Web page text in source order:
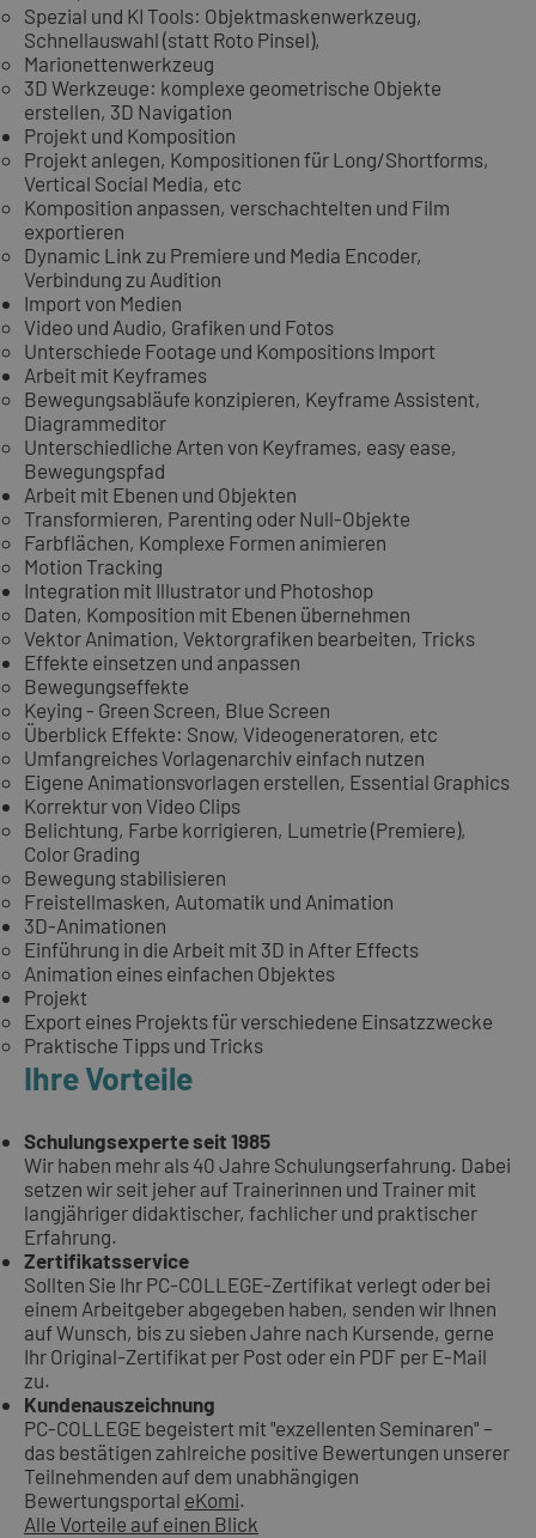
Spezial und KI Tools: Objektmaskenwerkzeug,
Schnellauswahl (statt Roto Pinsel),
Marionettenwerkzeug
3D Werkzeuge: komplexe geometrische Objekte
erstellen, 3D Navigation
Projekt und Komposition
Projekt anlegen, Kompositionen für Long/Shortforms,
Vertical Social Media, etc
Komposition anpassen, verschachtelten und Film
exportieren
Dynamic Link zu Premiere und Media Encoder,
Verbindung zu Audition
Import von Medien
Video und Audio, Grafiken und Fotos
Unterschiede Footage und Kompositions Import
Arbeit mit Keyframes
Bewegungsabläufe konzipieren, Keyframe Assistent,
Diagrammeditor
Unterschiedliche Arten von Keyframes, easy ease,
Bewegungspfad
Arbeit mit Ebenen und Objekten
Transformieren, Parenting oder Null-Objekte
Farbflächen, Komplexe Formen animieren
Motion Tracking
Integration mit Illustrator und Photoshop
Daten, Komposition mit Ebenen übernehmen
Vektor Animation, Vektorgrafiken bearbeiten, Tricks
Effekte einsetzen und anpassen
Bewegungseffekte
Keying - Green Screen, Blue Screen
Überblick Effekte: Snow, Videogeneratoren, etc
Umfangreiches Vorlagenarchiv einfach nutzen
Eigene Animationsvorlagen erstellen, Essential Graphics
Korrektur von Video Clips
Belichtung, Farbe korrigieren, Lumetrie (Premiere),
Color Grading
Bewegung stabilisieren
Freistellmasken, Automatik und Animation
3D-Animationen
Einführung in die Arbeit mit 3D in After Effects
Animation eines einfachen Objektes
Projekt
Export eines Projekts für verschiedene Einsatzzwecke
Praktische Tipps und Tricks
Ihre Vorteile
Schulungsexperte seit 1985
Wir haben mehr als 40 Jahre Schulungserfahrung. Dabei
setzen wir seit jeher auf Trainerinnen und Trainer mit
langjähriger didaktischer, fachlicher und praktischer
Erfahrung.
Zertifikatsservice
Sollten Sie Ihr PC-COLLEGE-Zertifikat verlegt oder bei
einem Arbeitgeber abgegeben haben, senden wir Ihnen
auf Wunsch, bis zu sieben Jahre nach Kursende, gerne
Ihr Original-Zertifikat per Post oder ein PDF per E-Mail
zu.
Kundenauszeichnung
PC-COLLEGE begeistert mit "exzellenten Seminaren" –
das bestätigen zahlreiche positive Bewertungen unserer
Teilnehmenden auf dem unabhängigen
Bewertungsportal eKomi.
Alle Vorteile auf einen Blick